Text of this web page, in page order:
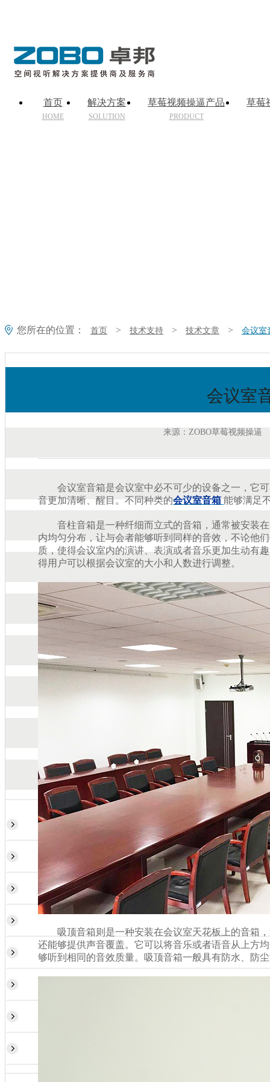
首页
HOME
解决方案
SOLUTION
草莓视频操逼产品
PRODUCT
草莓
您所在的位置： 首页 > 技术支持 > 技术文章 > 会议室
会议室
来源：ZOBO草莓视频操逼
会议室音箱是会议室中必不可少的设备之一，它可
音更加清晰、醒目。不同种类的会议室音箱 能够满足
音柱音箱是一种纤细而立式的音箱，通常被安装在
内均匀分布，让与会者能够听到同样的音效，不论他
质，使得会议室内的演讲、表演或者音乐更加生动
得用户可以根据会议室的大小和人数进行调整。
吸顶音箱则是一种安装在会议室天花板上的音箱，
还能够提供声音覆盖。它可以将音乐或者语音从上方均
够听到相同的音效质量。吸顶音箱一般具有防水、